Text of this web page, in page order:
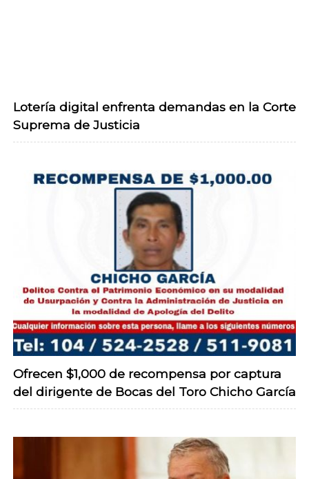
Lotería digital enfrenta demandas en la Corte
Suprema de Justicia
Ofrecen $1,000 de recompensa por captura
del dirigente de Bocas del Toro Chicho García